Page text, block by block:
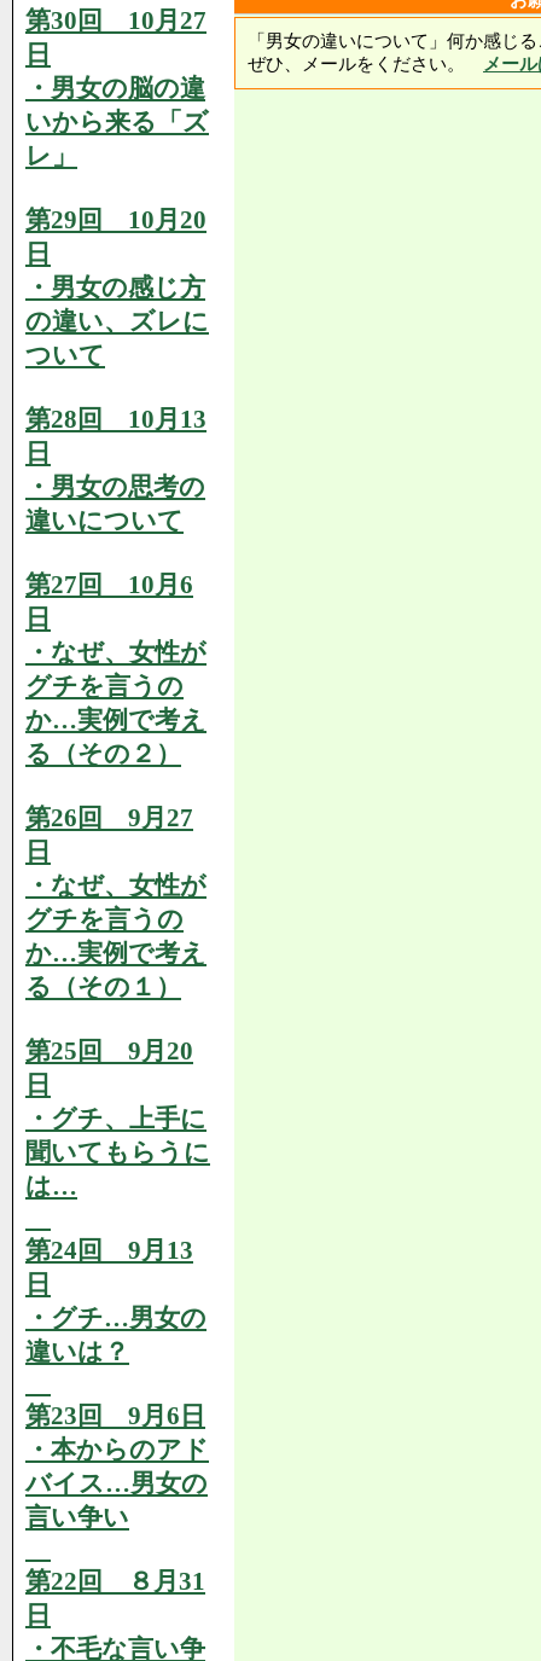
第30回 10月27
日
・男女の脳の違
いから来る「ズ
レ」
第29回 10月20
日
・男女の感じ方
の違い、ズレに
ついて
第28回 10月13
日
・男女の思考の
違いについて
第27回 10月6
日
・なぜ、女性が
グチを言うの
か…実例で考え
る（その２）
第26回 9月27
日
・なぜ、女性が
グチを言うの
か…実例で考え
る（その１）
第25回 9月20
日
・グチ、上手に
聞いてもらうに
は…
第24回 9月13
日
・グチ…男女の
違いは？
第23回 9月6日
・本からのアド
バイス…男女の
言い争い
第22回 ８月31
日
・不毛な言い争
「男女の違いについて」何か感じ
ぜひ、メールをください。
メー